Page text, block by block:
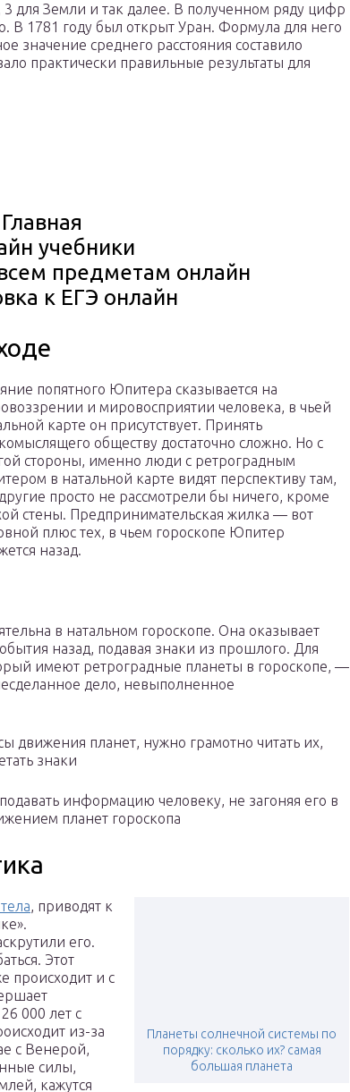
для Земли и так далее. В полученном ряду цифр
В 1781 году был открыт Уран. Формула для него
значение среднего расстояния составило
практически правильные результаты для
Главная
учебники
предметам онлайн
к ЕГЭ онлайн
попятного Юпитера сказывается на
и мировосприятии человека, в чьей
карте он присутствует. Принять
обществу достаточно сложно. Но с
стороны, именно люди с ретроградным
в натальной карте видят перспективу там,
просто не рассмотрели бы ничего, кроме
стены. Предпринимательская жилка — вот
плюс тех, в чьем гороскопе Юпитер
назад.
в натальном гороскопе. Она оказывает
назад, подавая знаки из прошлого. Для
имеют ретроградные планеты в гороскопе, —
дело, невыполненное
движения планет, нужно грамотно читать их,
знаки
информацию человеку, не загоняя его в
планет гороскопа
Планеты солнечной системы по
порядку: сколько их? самая
большая планета
, приводят к
его.
Этот
происходит и с
000 лет с
из-за
с Венерой,
силы,
кажутся